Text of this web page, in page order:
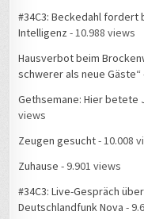
#34C3: Beckedahl
Intelligenz - 10.988 views
Hausverbot beim
schwerer als neue Gäste“
Gethsemane: Hier betete
views
Zeugen gesucht- 10.008
Zuhause - 9.901 views
#34C3: Live-Gespräch
Deutschlandfunk Nova -